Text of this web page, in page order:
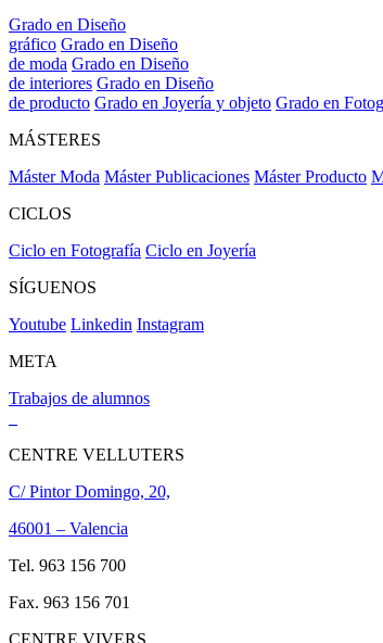
Grado en Diseño
gráfico Grado en Diseño
de moda Grado en Diseño
de interiores Grado en Diseño
de producto Grado en Joyería y objeto Grado en
MÁSTERES
Máster Moda Máster Publicaciones Máster Producto
CICLOS
Ciclo en Fotografía Ciclo en Joyería
SÍGUENOS
Youtube Linkedin Instagram
META
Trabajos de alumnos
CENTRE VELLUTERS
C/ Pintor Domingo, 20,
46001 – Valencia
Tel. 963 156 700
Fax. 963 156 701
CENTRE VIVERS